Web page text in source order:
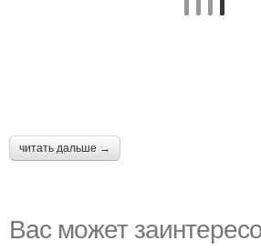
читать дальше →
Вас может